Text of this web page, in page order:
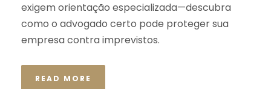
exigem orientação especializada—descubra
como o advogado certo pode proteger sua
empresa contra imprevistos.
READ MORE